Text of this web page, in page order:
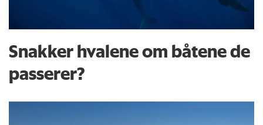
Snakker hvalene om båtene de
passerer?